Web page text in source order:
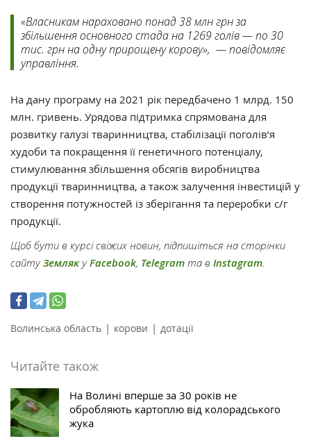
«Власникам нараховано понад 38 млн грн за
збільшення основного стада на 1269 голів — по 30
тис. грн на одну прирощену корову», — повідомляє
управління.
На дану програму на 2021 рік передбачено 1 млрд. 150
млн. гривень. Урядова підтримка спрямована для
розвитку галузі тваринництва, стабілізації поголів’я
худоби та покращення її генетичного потенціалу,
стимулювання збільшення обсягів виробництва
продукції тваринництва, а також залучення інвестицій у
створення потужностей із зберігання та переробки с/г
продукції.
Щоб бути в курсі свіжих новин, підпишіться на сторінки
сайтуЗемлякуFacebook, Telegram та в Instagram
Волинська область | корови | дотації
Читайте також
На Волині вперше за 30 років не
обробляють картоплю від колорадського
жука